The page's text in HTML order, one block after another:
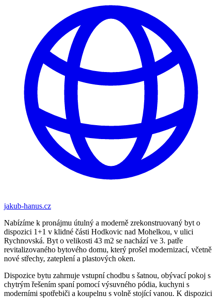
jakub-hanus.cz
Nabízíme k pronájmu útulný a moderně zrekonstruovaný byt o
dispozici 1+1 v klidné části Hodkovic nad Mohelkou, v ulici
Rychnovská. Byt o velikosti 43 m2 se nachází ve 3. patře
revitalizovaného bytového domu, který prošel modernizací, včetně
nové střechy, zateplení a plastových oken.
Dispozice bytu zahrnuje vstupní chodbu s šatnou, obývací pokoj s
chytrým řešením spaní pomocí výsuvného pódia, kuchyni s
moderními spotřebiči a koupelnu s volně stojící vanou. K dispozici